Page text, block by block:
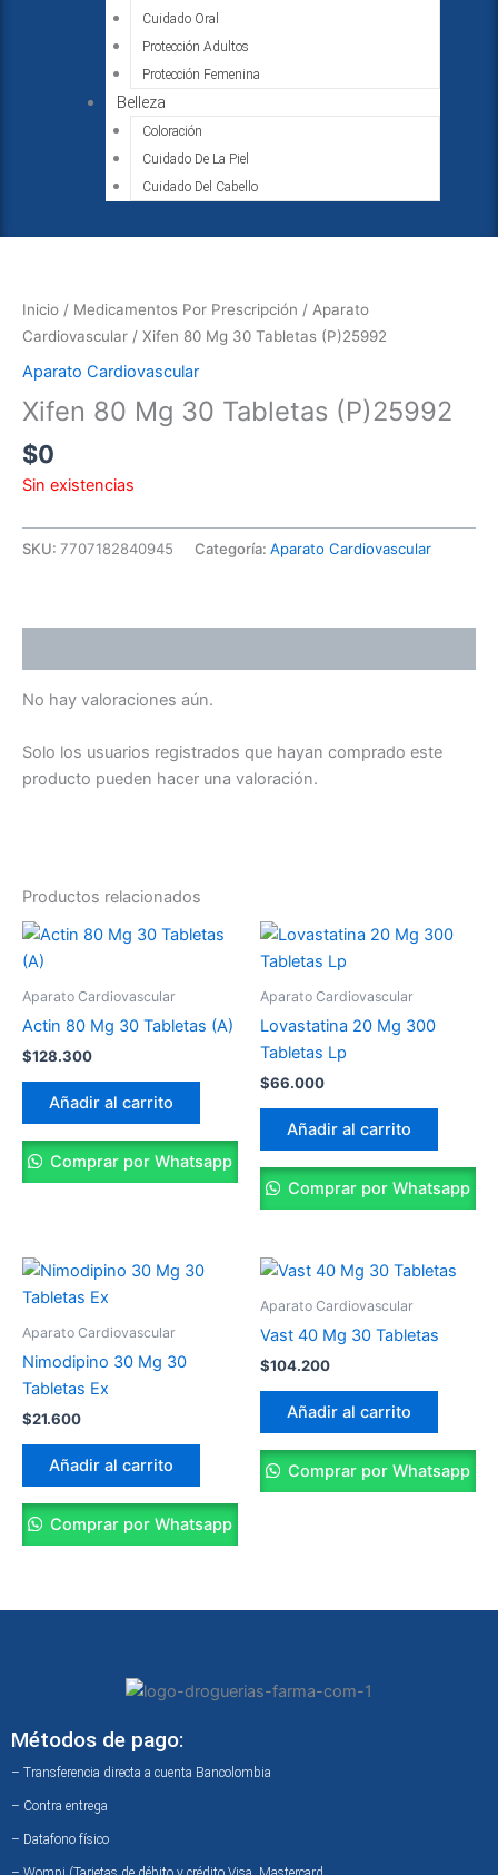
Cuidado Oral
Protección Adultos
Protección Femenina
Belleza
Coloración
Cuidado De La Piel
Cuidado Del Cabello
Inicio / Medicamentos Por Prescripción / Aparato
Cardiovascular / Xifen 80 Mg 30 Tabletas (P)25992
Aparato Cardiovascular
Xifen 80 Mg 30 Tabletas (P)25992
$0
Sin existencias
SKU: 7707182840945 Categoría: Aparato Cardiovascular
No hay valoraciones aún.
Solo los usuarios registrados que hayan comprado este
producto pueden hacer una valoración.
Productos relacionados
Aparato Cardiovascular
Actin 80 Mg 30 Tabletas (A)
$128.300
Añadir al carrito
Comprar por Whatsapp
Aparato Cardiovascular
Lovastatina 20 Mg 300
Tabletas Lp
$66.000
Añadir al carrito
Comprar por Whatsapp
Aparato Cardiovascular
Nimodipino 30 Mg 30
Tabletas Ex
$21.600
Añadir al carrito
Comprar por Whatsapp
Aparato Cardiovascular
Vast 40 Mg 30 Tabletas
$104.200
Añadir al carrito
Comprar por Whatsapp
Métodos de pago:
– Transferencia directa a cuenta Bancolombia
– Contra entrega
– Datafono físico